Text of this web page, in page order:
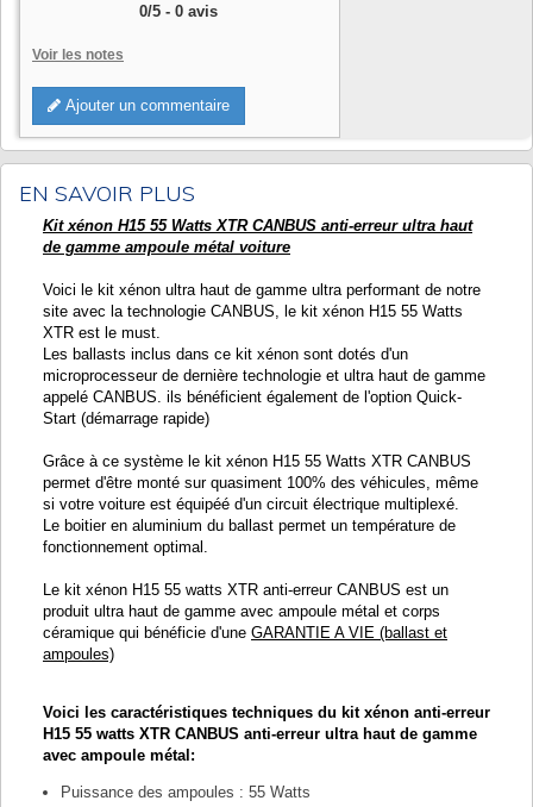
0/5 - 0 avis
Voir les notes
Ajouter un commentaire
EN SAVOIR PLUS
Kit xénon H15 55 Watts XTR CANBUS anti-erreur ultra haut
de gamme ampoule métal voiture
Voici le kit xénon ultra haut de gamme ultra performant de notre
site avec la technologie CANBUS, le kit xénon H15 55 Watts
XTR est le must.
Les ballasts inclus dans ce kit xénon sont dotés d'un
microprocesseur de dernière technologie et ultra haut de gamme
appelé CANBUS. ils bénéficient également de l'option Quick-
Start (démarrage rapide)
Grâce à ce système le kit xénon H15 55 Watts XTR CANBUS
permet d'être monté sur quasiment 100% des véhicules, même
si votre voiture est équipéé d'un circuit électrique multiplexé.
Le boitier en aluminium du ballast permet un température de
fonctionnement optimal.
Le kit xénon H15 55 watts XTR anti-erreur CANBUS est un
produit ultra haut de gamme avec ampoule métal et corps
céramique qui bénéficie d'une GARANTIE A VIE (ballast et
ampoules)
Voici les caractéristiques techniques du kit xénon anti-erreur
H15 55 watts XTR CANBUS anti-erreur ultra haut de gamme
avec ampoule métal:
Puissance des ampoules : 55 Watts